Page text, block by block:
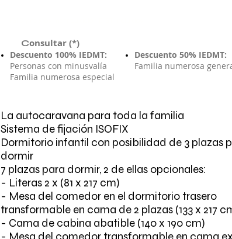
Consultar (*)
Descuento 100% IEDMT:
Personas con minusvalía
Familia numerosa especial
Descuento 50% IEDMT:
Familia numerosa
La autocaravana para toda la familia
Sistema de fijación ISOFIX
Dormitorio infantil con posibilidad de 3 plazas
dormir
7 plazas para dormir, 2 de ellas opcionales:
- Literas 2 x (81 x 217 cm)
- Mesa del comedor en el dormitorio trasero
transformable en cama de 2 plazas (133 x 217
- Cama de cabina abatible (140 x 190 cm)